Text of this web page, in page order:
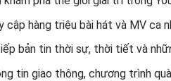
cập hàng triệu bài hát và MV
bản tin thời sự, thời tiết và
tin giao thông, chương trình